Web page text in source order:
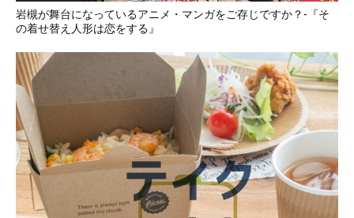
岩槻が舞台になっているアニメ・マンガをご存じですか？-『そ
の着せ替え人形は恋をする』